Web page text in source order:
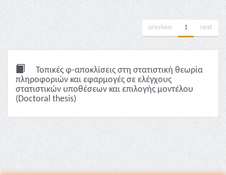
previous 1 next
Τοπικές φ-αποκλίσεις στη στατιστική θεωρία
πληροφοριών και εφαρμογές σε ελέγχους
στατιστικών υποθέσεων και επιλογής μοντέλου
(Doctoral thesis)